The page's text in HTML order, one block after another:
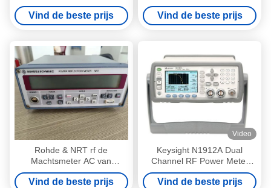
Counter van N1913A Agilent
rf
Vind de beste prijs
20GHz van de Agilent53147a
rf Macht
Vind de beste prijs
Rohde & NRT rf de
Machtsmeter AC van
Schwarz leveren 400 Mhz-de
Bus van IEEE
Vind de beste prijs
Video
Keysight N1912A Dual
Channel RF Power Meter
met 1500 metingen/s en
sensorcompatibiliteit van de
Vind de beste prijs